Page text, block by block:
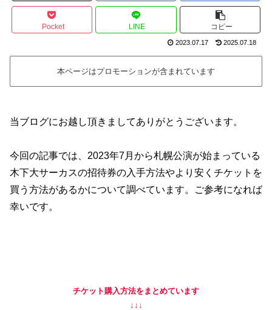
Pocket LINE コピー
2023.07.17 2025.07.18
本ページはプロモーションが含まれています
当ブログにお越し頂きましてありがとうございます。
今回の記事では、2023年7月から札幌公演が始まっている
木下大サーカスの招待券の入手方法やより安くチケットを
買う方法があるかについて調べています。ご参考になれば
幸いです。
チケット購入方法をまとめています
↓↓↓